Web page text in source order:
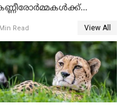
Read View All